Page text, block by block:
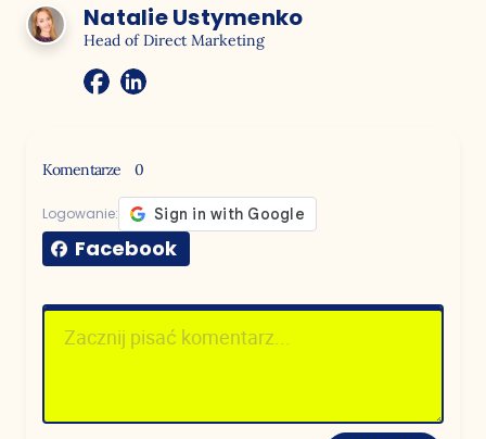
Natalie Ustymenko
Head of Direct Marketing
Komentarze 0
Logowanie:
Facebook